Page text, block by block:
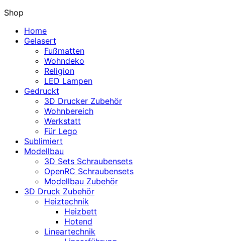
Shop
Home
Gelasert
Fußmatten
Wohndeko
Religion
LED Lampen
Gedruckt
3D Drucker Zubehör
Wohnbereich
Werkstatt
Für Lego
Sublimiert
Modellbau
3D Sets Schraubensets
OpenRC Schraubensets
Modellbau Zubehör
3D Druck Zubehör
Heiztechnik
Heizbett
Hotend
Lineartechnik